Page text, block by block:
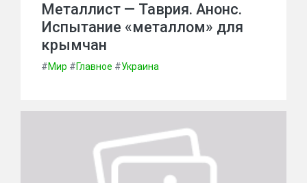
Металлист — Таврия. Анонс.
Испытание «металлом» для
крымчан
#Мир #Главное #Украина